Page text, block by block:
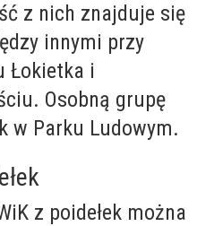
z nich znajduje się
innymi przy
Łokietka i
Osobną grupę
w Parku Ludowym.
z poidełek można